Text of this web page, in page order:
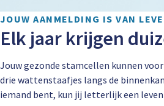
JOUW AANMELDING IS VAN
Elk jaar krijgen
Jouw gezonde stamcellen kunnen
drie wattenstaafjes langs de
iemand bent, kun jij letterlijk een leven